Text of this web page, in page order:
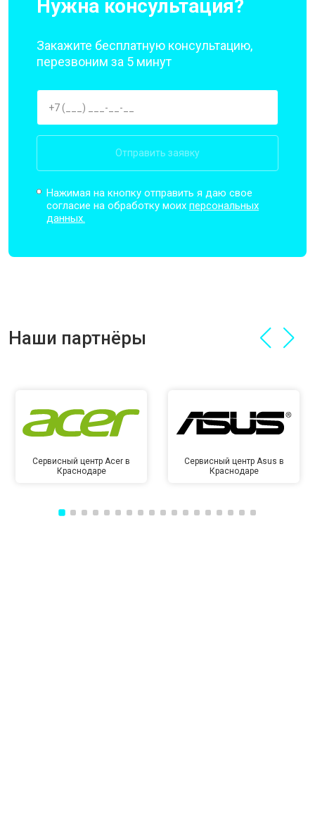
Нужна консультация?
Закажите бесплатную консультацию,
перезвоним за 5 минут
Отправить заявку
Нажимая на кнопку отправить я даю свое
согласие на обработку моихперсональных
данных.
Наши партнёры
Сервисный центр Acer в
Краснодаре
Сервисный центр Asus в
Краснодаре